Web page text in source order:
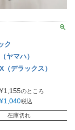
ク
ヤマハ）
（デラックス）
¥1,155のところ
¥1,040税込
在庫切れ